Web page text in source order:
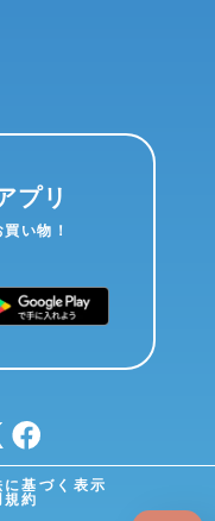
プリ
い物！
facebook
基づく表示
規約